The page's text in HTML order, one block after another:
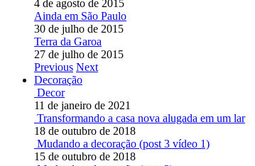
4 de agosto de 2015
Ainda em São Paulo
30 de julho de 2015
Terra da Garoa
27 de julho de 2015
Previous Next
Decoração
Decor
11 de janeiro de 2021
Transformando a casa nova alugada em um lar
18 de outubro de 2018
Mudando a decoração (post 3 vídeo 1)
15 de outubro de 2018